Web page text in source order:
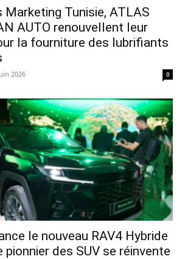
Marketing Tunisie, ATLAS
AUTO renouvellent leur
la fourniture des lubrifiants
2026 0
le nouveau RAV4 Hybride
pionnier des SUV se réinvente